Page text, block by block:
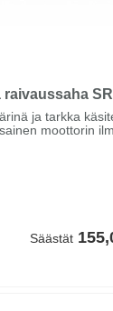
ja tarkka
moottorin
Säästät